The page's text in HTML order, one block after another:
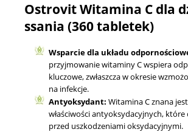
Ostrovit Witamina C dla
ssania (360 tabletek)
Wsparcie dla układu
przyjmowanie witaminy C wspiera
kluczowe, zwłaszcza w okresie
na infekcje.
Antyoksydant: Witamina C znana
właściwości antyoksydacyjnych,
przed uszkodzeniami oksydacyjnymi.